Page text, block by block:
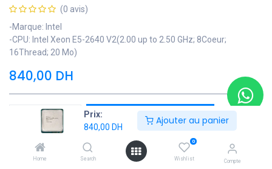
Prix:
840,00 DH
Ajouter au panier
Home Search
0
Wishlist Compte
(0 avis)
-Marque: Intel
-CPU: Intel Xeon E5-2640 V2(2.00 up to 2.50 GHz; 8Coeur;
16Thread; 20 Mo)
840,00 DH
Ajouter au panier
Ajouter à la liste de souhaits